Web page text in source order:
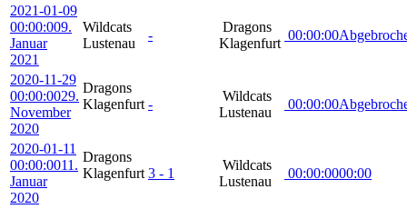
2021-01-09
00:00:009.
Januar
2021
Wildcats
Lustenau
-
Dragons
Klagenfurt
00:00:00
2020-11-29
00:00:0029.
November
2020
Dragons
Klagenfurt -
Wildcats
Lustenau
00:00:00
2020-01-11
00:00:0011.
Januar
2020
Dragons
Klagenfurt 3 - 1
Wildcats
Lustenau
00:00:0000:00